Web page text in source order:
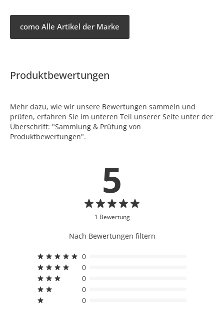
como Alle Artikel der Marke
Produktbewertungen
Mehr dazu, wie wir unsere Bewertungen sammeln und
prüfen, erfahren Sie im unteren Teil unserer Seite unter der
Überschrift: "Sammlung & Prüfung von
Produktbewertungen".
5
1 Bewertung
Nach Bewertungen filtern
0
0
0
0
0